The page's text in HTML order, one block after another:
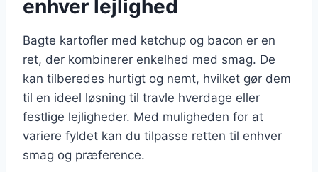
enhver lejlighed
Bagte kartofler med ketchup og bacon er en
ret, der kombinerer enkelhed med smag. De
kan tilberedes hurtigt og nemt, hvilket gør dem
til en ideel løsning til travle hverdage eller
festlige lejligheder. Med muligheden for at
variere fyldet kan du tilpasse retten til enhver
smag og præference.